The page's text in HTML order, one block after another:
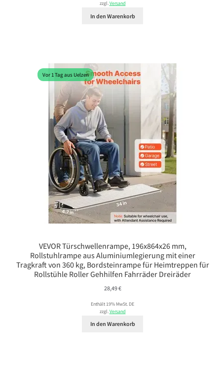
zzgl.Versand
In den Warenkorb
Vor 1 Tag aus Uelzen
VEVOR Türschwellenrampe, 196x864x26 mm,
Rollstuhlrampe aus Aluminiumlegierung mit einer
Tragkraft von 360 kg, Bordsteinrampe für Heimtreppen für
Rollstühle Roller Gehhilfen Fahrräder Dreiräder
28,49€
Enthält 19% MwSt. DE
zzgl.Versand
In den Warenkorb